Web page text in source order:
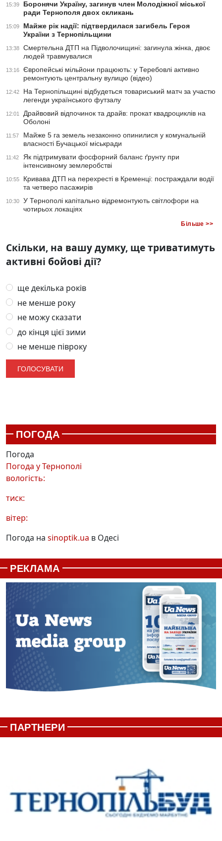
15:39
Боронячи Україну, загинув член Молодіжної міської
ради Тернополя двох скликань
15:09
Майже рік надії: підтвердилася загибель Героя
України з Тернопільщини
13:38
Смертельна ДТП на Підволочищині: загинула жінка, двоє
людей травмувалися
13:16
Європейські мільйони працюють: у Теребовлі активно
ремонтують центральну вулицю (відео)
12:42
На Тернопільщині відбудеться товариський матч за участю
легенди українського футзалу
12:01
Драйвовий відпочинок та драйв: прокат квадроциклів на
Оболоні
11:57
Майже 5 га земель незаконно опинилися у комунальній
власності Бучацької міськради
11:42
Як підтримувати фосфорний баланс ґрунту при
інтенсивному землеробстві
10:55
Кривава ДТП на перехресті в Кременці: постраждали водії
та четверо пасажирів
10:30
У Тернополі капітально відремонтують світлофори на
чотирьох локаціях
Більше >>
Скільки, на вашу думку, ще триватимуть
активні бойові дії?
ще декілька років
не менше року
не можу сказати
до кінця цієї зими
не менше півроку
ПОГОДА
Погода
Погода уТернополі
вологість:
тиск:
вітер:
Погода на sinoptik.ua в Одесі
РЕКЛАМА
ПАРТНЕРИ